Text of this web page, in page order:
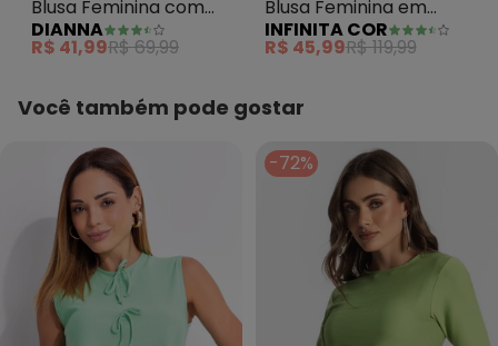
Blusa Feminina com
Botões Verde
DIANNA
R$ 41,99R$ 69,99
Blusa Feminina em
Ribana Estampada
Verde
INFINITA COR
R$ 45,99R$ 119,99
Você também pode gostar
-72%